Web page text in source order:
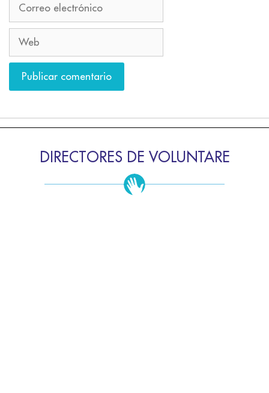
DIRECTORES DE VOLUNTARE